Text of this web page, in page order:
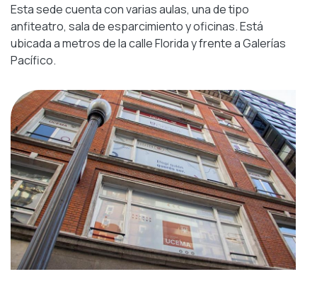
Esta sede cuenta con varias aulas, una de tipo
anfiteatro, sala de esparcimiento y oficinas. Está
ubicada a metros de la calle Florida y frente a Galerías
Pacífico.